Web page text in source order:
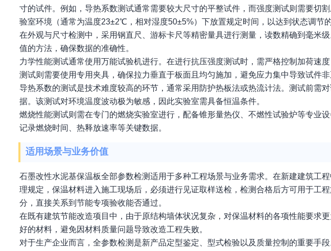
寸的试件。例如，导热系数测试通常需要较大尺寸的平整试件，而强度测试则需要切
验室环境（通常为温度23±2℃，相对湿度50±5%）下放置规定时间，以达到状态调节的
在外观与尺寸检测中，采用钢直尺、游标卡尺等精密量具进行测量，读数精确到毫米
值的方法，确保数据的准确性。
力学性能测试通常使用万能试验机进行。在进行抗压强度测试时，需严格控制加荷速
测试则需要使用专用夹具，确保拉力垂直于板面且均匀施加，避免应力集中导致试件非
导热系数的测试是技术难度较高的环节，通常采用防护热板法或热流计法。测试前需
据。该测试对环境温度波动极为敏感，因此实验室需具备恒温条件。
燃烧性能测试则需在专门的燃烧实验室进行，配备锥形量热仪、不燃性试验炉等专业
记录燃烧时间、热释放速率等关键数据。
适用场景与业务价值
石墨改性水泥基保温板全部参数检测适用于多种工程场景与业务需求。在新建建筑工
理规定，保温材料进入施工现场后，必须进行见证取样送检，检测合格后方可用于工
分，直接关系到节能专项验收能否通过。
在既有建筑节能改造项目中，由于原结构墙体状况复杂，对保温材料的各项性能要求
好的材料，避免因材料质量问题导致改造工程失败。
对于生产企业而言，全参数检测是新产品定型鉴定、型式检验以及质量控制的重要手